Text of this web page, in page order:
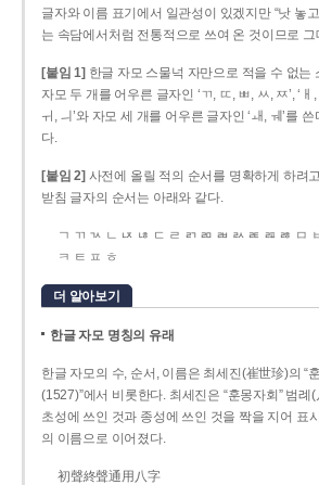
글자와 이름 표기에서 일관성이 있겠지만 “낫 놓
는 속담에서처럼 전통적으로 쓰여 온 것이므로
[붙임 1] 한글 자모 스물넉 자만으로 적을 수 없는
자모 두 개를 어우른 글자인 ‘ㄲ, ㄸ, ㅃ, ㅆ, ㅉ’, ‘
ㅟ, ㅢ’와 자모 세 개를 어우른 글자인 ‘ㅙ, ㅞ’를
다.
[붙임 2] 사전에 올릴 적의 순서를 명확하게 하려
받침 글자의 순서는 아래와 같다.
ㄱ ㄲ ㄳ ㄴ ㄵ ㄶ ㄷ ㄹ ㄺ ㄻ ㄼ ㄽ ㄾ ㄿ ㅀ ㅁ
ㅋ ㅌ ㅍ ㅎ
더 알아보기
한글 자모 명칭의 유래
한글 자모의 수, 순서, 이름은 최세진(崔世珍)의 “
(1527)”에서 비롯한다. 최세진은 “훈몽자회” 범
초성에 쓰인 것과 종성에 쓰인 것을 짝을 지어 표
의 이름으로 이어졌다.
初聲終聲通用八字